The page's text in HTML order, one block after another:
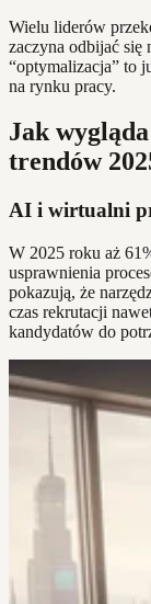
Wielu liderów
zaczyna odbijać
“optymalizacja” to
na rynku pracy.
Jak
trendów
AI i wirtualni
W 2025 roku aż
usprawnienia
pokazują, że
czas rekrutacji
kandydatów do